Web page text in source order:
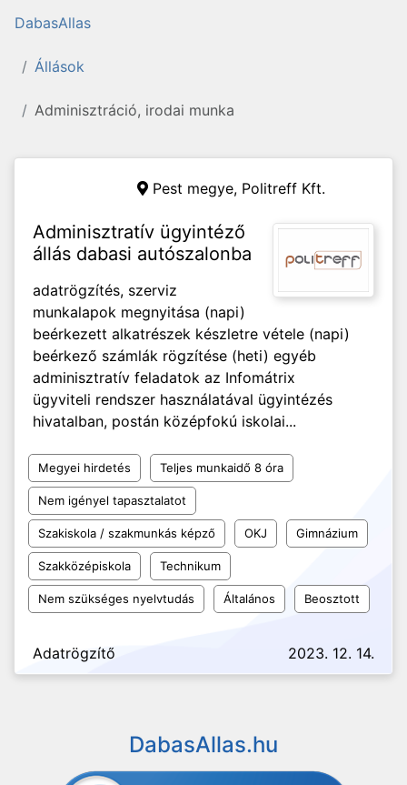
DabasAllas
Állások
Adminisztráció, irodai munka
Pest megye, Politreff Kft.
Adminisztratív ügyintéző
állás dabasi autószalonba
adatrögzítés, szerviz
munkalapok megnyitása (napi)
beérkezett alkatrészek készletre vétele (napi)
beérkező számlák rögzítése (heti) egyéb
adminisztratív feladatok az Infomátrix
ügyviteli rendszer használatával ügyintézés
hivatalban, postán középfokú iskolai...
Megyei hirdetés Teljes munkaidő 8 óra
Nem igényel tapasztalatot
Szakiskola / szakmunkás képző OKJ Gimnázium
Szakközépiskola Technikum
Nem szükséges nyelvtudás Általános Beosztott
Adatrögzítő 2023. 12. 14.
DabasAllas.hu